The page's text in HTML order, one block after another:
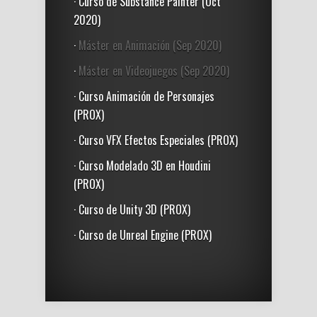
2020)
· Máster en Animación (Sep 2020)
· Máster en Videojuegos (Sep 2020)
· Curso Animación de Personajes
(PROX)
· Curso VFX Efectos Especiales (PROX)
· Curso Modelado 3D en Houdini
(PROX)
· Curso de Unity 3D (PROX)
· Curso de Unreal Engine (PROX)